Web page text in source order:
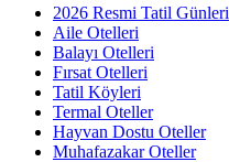
2026 Resmi Tatil Günleri
Aile Otelleri
Balayı Otelleri
Fırsat Otelleri
Tatil Köyleri
Termal Oteller
Hayvan Dostu Oteller
Muhafazakar Oteller